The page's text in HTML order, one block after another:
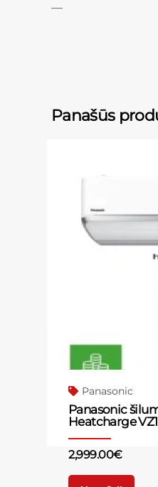
—
Panašūs
Panasonic
Panasonic
Heatcharge
2,999.00€